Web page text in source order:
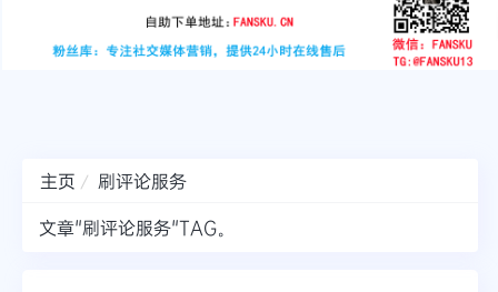
instagram
twitter
主页
刷评论服务
文章"刷评论服务"TAG。